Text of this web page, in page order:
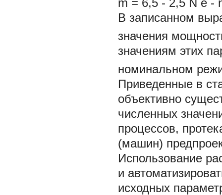
m = 6,5 - 2,5 N e -
В записанном
значения
значениям этих
номинальном
Приведенные в
объективно
численных
процессов,
(машин)
Использование
и
исходных